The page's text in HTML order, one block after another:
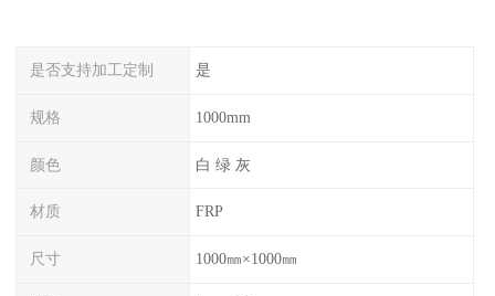
是否支持加工定制 是
规格 1000mm
颜色 白 绿 灰
材质 FRP
尺寸 1000㎜×1000㎜